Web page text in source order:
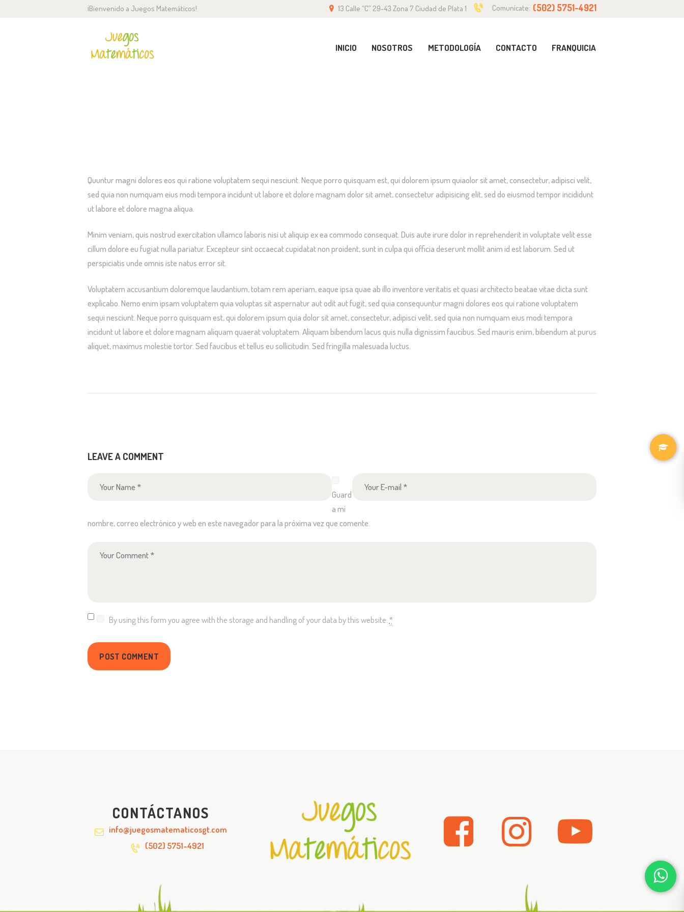
¡Bienvenido a Juegos Matemáticos! 13 Calle “C” 29-43 Zona 7 Ciudad de Plata 1 Comunícate: (502) 5751-4921
INICIO NOSOTROS METODOLOGÍA CONTACTO FRANQUICIA
Quuntur magni dolores eos qui ratione voluptatem sequi nesciunt. Neque porro quisquam est, qui dolorem ipsum quiaolor sit amet, consectetur, adipisci velit,
sed quia non numquam eius modi tempora incidunt ut labore et dolore magnam dolor sit amet, consectetur adipisicing elit, sed do eiusmod tempor incididunt
ut labore et dolore magna aliqua.
Minim veniam, quis nostrud exercitation ullamco laboris nisi ut aliquip ex ea commodo consequat. Duis aute irure dolor in reprehenderit in voluptate velit esse
cillum dolore eu fugiat nulla pariatur. Excepteur sint occaecat cupidatat non proident, sunt in culpa qui officia deserunt mollit anim id est laborum. Sed ut
perspiciatis unde omnis iste natus error sit.
Voluptatem accusantium doloremque laudantium, totam rem aperiam, eaque ipsa quae ab illo inventore veritatis et quasi architecto beatae vitae dicta sunt
explicabo. Nemo enim ipsam voluptatem quia voluptas sit aspernatur aut odit aut fugit, sed quia consequuntur magni dolores eos qui ratione voluptatem
sequi nesciunt. Neque porro quisquam est, qui dolorem ipsum quia dolor sit amet, consectetur, adipisci velit, sed quia non numquam eius modi tempora
incidunt ut labore et dolore magnam aliquam quaerat voluptatem. Aliquam bibendum lacus quis nulla dignissim faucibus. Sed mauris enim, bibendum at purus
aliquet, maximus molestie tortor. Sed faucibus et tellus eu sollicitudin. Sed fringilla malesuada luctus.
LEAVE A COMMENT
Guard
a mi
nombre, correo electrónico y web en este navegador para la próxima vez que comente.
By using this form you agree with the storage and handling of your data by this website. *
CONTÁCTANOS
info@juegosmatematicosgt.com
(502) 5751-4921